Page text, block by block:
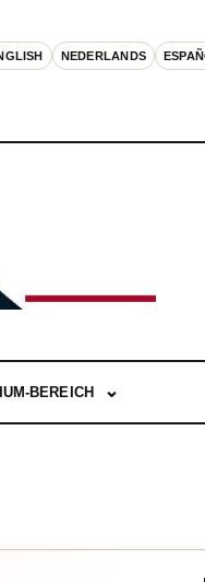
NEDERLANDS
BEREICH